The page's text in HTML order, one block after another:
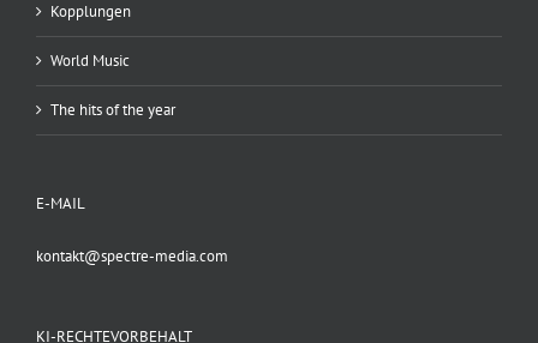
Kopplungen
World Music
The hits of the year
E-MAIL
kontakt@spectre-media.com
KI-RECHTEVORBEHALT